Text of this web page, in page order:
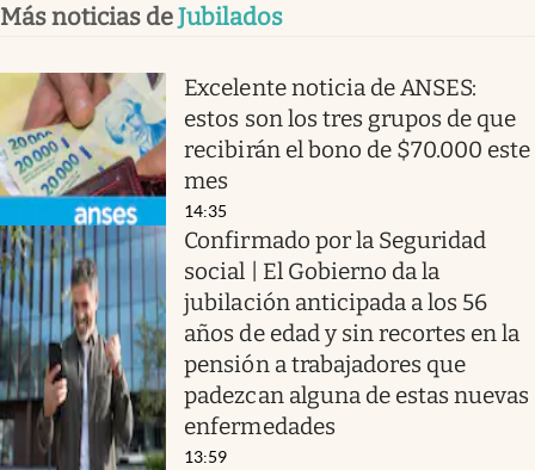
Más noticias deJubilados
Excelente noticia de ANSES:
estos son los tres grupos de que
recibirán el bono de $70.000 este
mes
14:35
Confirmado por la Seguridad
social | El Gobierno da la
jubilación anticipada a los 56
años de edad y sin recortes en la
pensión a trabajadores que
padezcan alguna de estas nuevas
enfermedades
13:59